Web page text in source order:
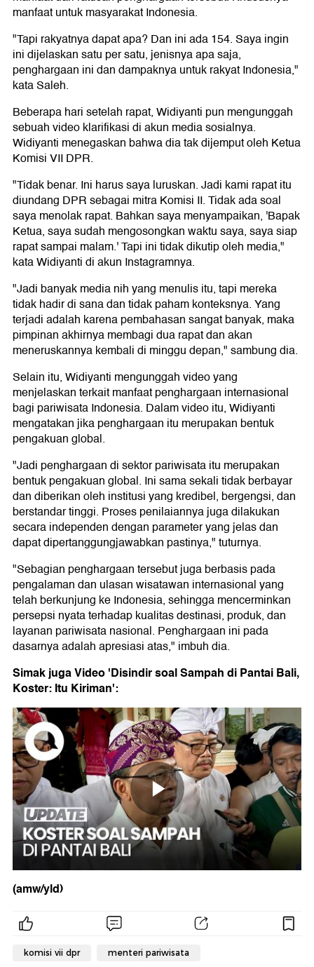
manfaat untuk masyarakat Indonesia.
"Tapi rakyatnya dapat apa? Dan ini ada 154. Saya ingin
ini dijelaskan satu per satu, jenisnya apa saja,
penghargaan ini dan dampaknya untuk rakyat Indonesia,"
kata Saleh.
Beberapa hari setelah rapat, Widiyanti pun mengunggah
sebuah video klarifikasi di akun media sosialnya.
Widiyanti menegaskan bahwa dia tak dijemput oleh Ketua
Komisi VII DPR.
"Tidak benar. Ini harus saya luruskan. Jadi kami rapat itu
diundang DPR sebagai mitra Komisi II. Tidak ada soal
saya menolak rapat. Bahkan saya menyampaikan, 'Bapak
Ketua, saya sudah mengosongkan waktu saya, saya siap
rapat sampai malam.' Tapi ini tidak dikutip oleh media,"
kata Widiyanti di akun Instagramnya.
"Jadi banyak media nih yang menulis itu, tapi mereka
tidak hadir di sana dan tidak paham konteksnya. Yang
terjadi adalah karena pembahasan sangat banyak, maka
pimpinan akhirnya membagi dua rapat dan akan
meneruskannya kembali di minggu depan," sambung dia.
Selain itu, Widiyanti mengunggah video yang
menjelaskan terkait manfaat penghargaan internasional
bagi pariwisata Indonesia. Dalam video itu, Widiyanti
mengatakan jika penghargaan itu merupakan bentuk
pengakuan global.
"Jadi penghargaan di sektor pariwisata itu merupakan
bentuk pengakuan global. Ini sama sekali tidak berbayar
dan diberikan oleh institusi yang kredibel, bergengsi, dan
berstandar tinggi. Proses penilaiannya juga dilakukan
secara independen dengan parameter yang jelas dan
dapat dipertanggungjawabkan pastinya," tuturnya.
"Sebagian penghargaan tersebut juga berbasis pada
pengalaman dan ulasan wisatawan internasional yang
telah berkunjung ke Indonesia, sehingga mencerminkan
persepsi nyata terhadap kualitas destinasi, produk, dan
layanan pariwisata nasional. Penghargaan ini pada
dasarnya adalah apresiasi atas," imbuh dia.
Simak juga Video 'Disindir soal Sampah di Pantai Bali,
Koster: Itu Kiriman':
(amw/yld)
komisi vii dpr menteri pariwisata